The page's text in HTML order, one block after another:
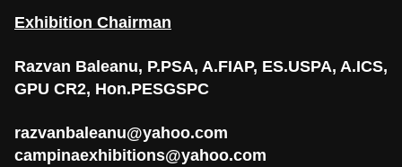
Exhibition Chairman
Razvan Baleanu, P.PSA, A.FIAP, ES.USPA, A.ICS,
GPU CR2, Hon.PESGSPC
razvanbaleanu@yahoo.com
campinaexhibitions@yahoo.com